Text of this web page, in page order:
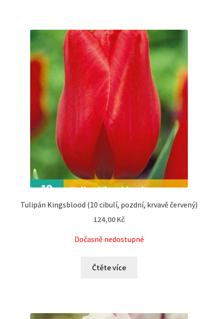
Tulipán Kingsblood (10 cibulí, pozdní, krvavě červený)
124,00 Kč
Dočasně nedostupné
Čtěte více